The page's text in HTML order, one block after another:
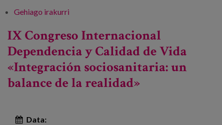
Gehiago irakurri
IX Congreso Internacional
Dependencia y Calidad de Vida
«Integración sociosanitaria: un
balance de la realidad»
Data: